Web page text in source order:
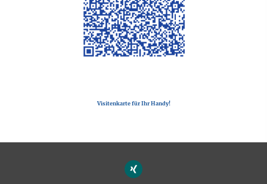
Visitenkarte für Ihr Handy!